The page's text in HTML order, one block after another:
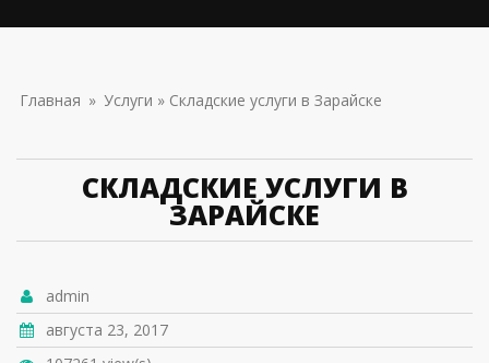
ВЫ ЗДЕСЬ
Главная » Услуги » Складские услуги в Зарайске
СКЛАДСКИЕ УСЛУГИ В
ЗАРАЙСКЕ
admin
августа 23, 2017